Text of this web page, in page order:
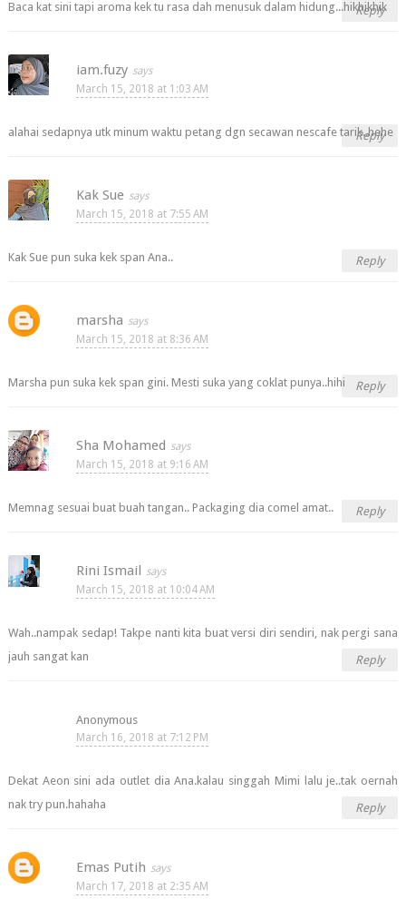
Baca kat sini tapi aroma kek tu rasa dah menusuk dalam hidung...hikhikhik
Reply
iam.fuzy
March 15, 2018 at 1:03 AM
alahai sedapnya utk minum waktu petang dgn secawan nescafe tarik..hehe
Reply
Kak Sue
March 15, 2018 at 7:55 AM
Kak Sue pun suka kek span Ana.. Reply
marsha
March 15, 2018 at 8:36 AM
Marsha pun suka kek span gini. Mesti suka yang coklat punya..hihi Reply
Sha Mohamed
March 15, 2018 at 9:16 AM
Memnag sesuai buat buah tangan.. Packaging dia comel amat.. Reply
Rini Ismail
March 15, 2018 at 10:04 AM
Wah..nampak sedap! Takpe nanti kita buat versi diri sendiri, nak pergi sana
jauh sangat kan
Reply
Anonymous
March 16, 2018 at 7:12 PM
Dekat Aeon sini ada outlet dia Ana.kalau singgah Mimi lalu je..tak oernah
nak try pun.hahaha
Reply
Emas Putih
March 17, 2018 at 2:35 AM